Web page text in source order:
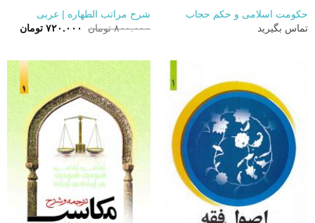
حکومت اسلامی و حکم حجاب
تماس بگیرید
شرح مراتب الطهاره | عربی
۸۰۰.۰۰۰ تومان
قیمت
۷۲۰.۰۰۰ تومان